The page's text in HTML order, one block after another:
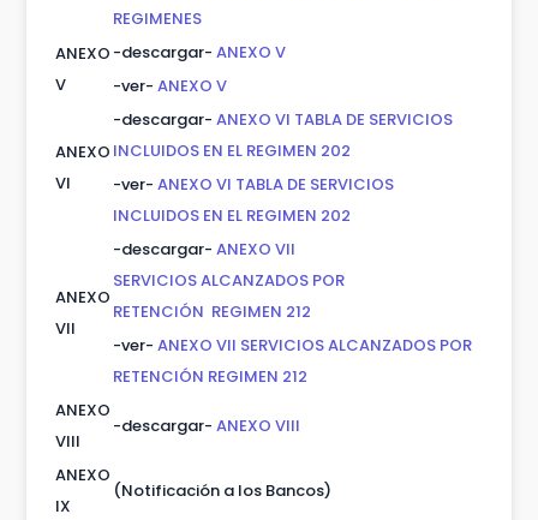
REGIMENES
ANEXO
V
-descargar- ANEXO V
-ver- ANEXO V
ANEXO
VI
-descargar- ANEXO VI TABLA DE SERVICIOS
INCLUIDOS EN EL REGIMEN 202
-ver- ANEXO VI TABLA DE SERVICIOS
INCLUIDOS EN EL REGIMEN 202
ANEXO
VII
-descargar- ANEXO VII
SERVICIOS ALCANZADOS POR
RETENCIÓN REGIMEN 212
-ver- ANEXO VII SERVICIOS ALCANZADOS POR
RETENCIÓN REGIMEN 212
ANEXO
VIII
-descargar- ANEXO VIII
ANEXO
IX
(Notificación a los Bancos)